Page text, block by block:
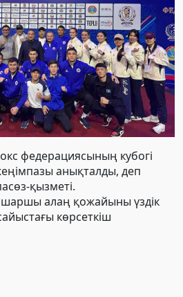
федерациясының кубогі
анықталды, деп
қызметі.
шаршы алаң қожайыны үздік
көрсеткіш